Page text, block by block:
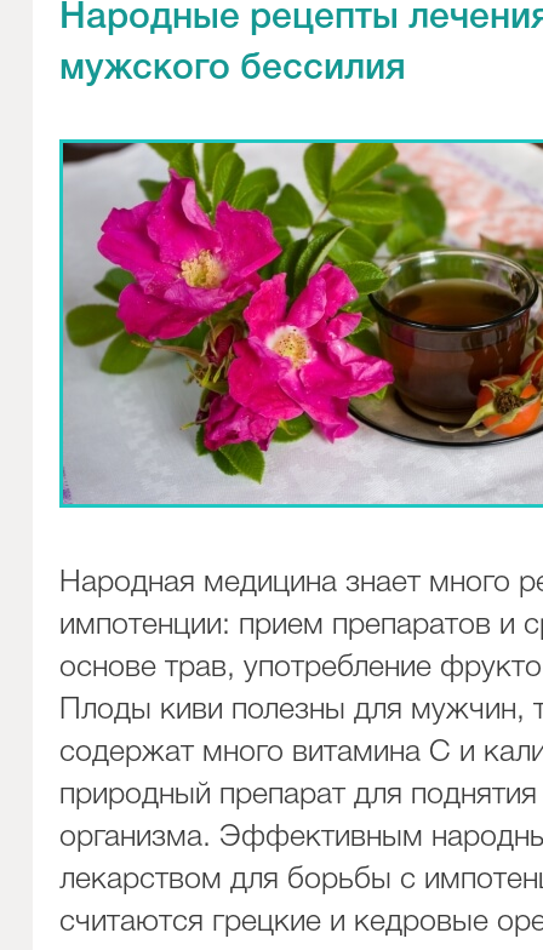
Народные рецепты
мужского бессилия
Народная медицина знает много
импотенции: прием препаратов и
основе трав, употребление
Плоды киви полезны для мужчин,
содержат много витамина С и
природный препарат для поднятия
организма. Эффективным
лекарством для борьбы с
считаются грецкие и кедровые